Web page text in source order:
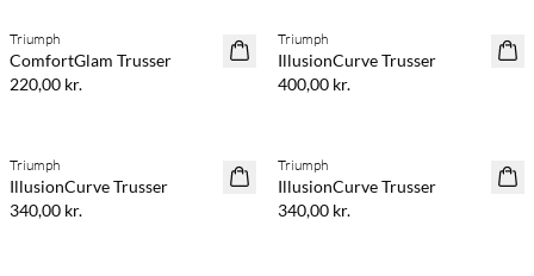
Triumph
ComfortGlam Trusser
220,00 kr.
Triumph
IllusionCurve Trusser
400,00 kr.
Triumph
IllusionCurve Trusser
340,00 kr.
Triumph
IllusionCurve Trusser
340,00 kr.